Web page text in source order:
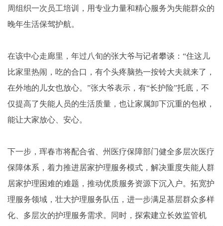
周组织一次员工培训，用专业力量和精心服务为失能群众的
晚年生活保驾护航。
在该中心走廊里，年过八旬的张大爷与记者攀谈：“住这儿
比家里热闹，吃的合口，有个头疼脑热一按铃大夫就来了，
在外地的儿女也放心。”张大爷表示，有“长护险”托底，不
仅提高了失能人员的生活质量，也让家属卸下沉重的包袱，
能让大家放心、安心。
下一步，珲春市将配合省、州医疗保障部门健全多层次医疗
保障体系，着力推进居家护理服务模式，解决重度失能人群
居家护理困难的难题，推动优质服务资源下沉入户。拓宽护
理服务领域，壮大护理服务队伍，进一步满足基层群众多样
化、多层次的护理服务需求。同时，探索建立长效监管机